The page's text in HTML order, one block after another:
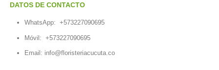
DATOS DE CONTACTO
WhatsApp: +573227090695
Móvil: +573227090695
Email: info@floristeriacucuta.co